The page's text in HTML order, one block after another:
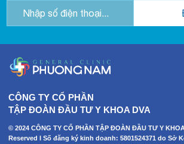
CÔNG TY CỔ PHẦN
TẬP ĐOÀN ĐẦU TƯ Y KHOA DVA
© 2024 CÔNG TY CỔ PHẦN TẬP ĐOÀN ĐẦU TƯ Y
Reserved I Số đăng ký kinh doanh: 5801524371 do Sở